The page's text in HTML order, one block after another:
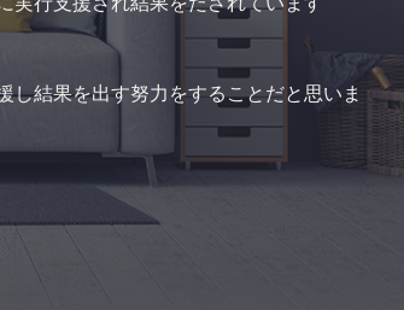
結果を出す努力をすることだと思いま